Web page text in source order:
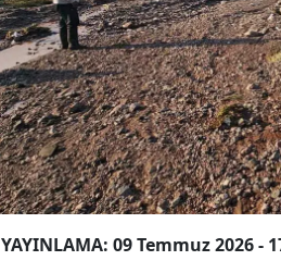
YAYINLAMA: 09 Temmuz 2026 -